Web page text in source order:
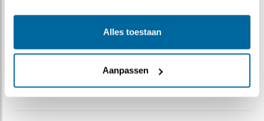
Alles toestaan
Aanpassen
En weer is er een kuuk bij
Jan-Willem BDL | Geplaatst op 2 mei 2022, 17:25 |
Vind ik leuk| Bewaar dit filmpje| 495x